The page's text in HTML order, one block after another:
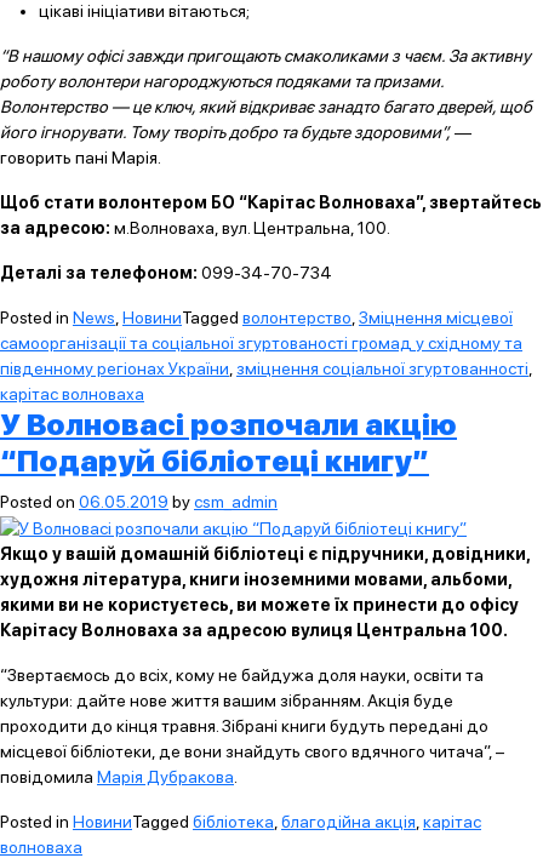
цікаві ініціативи вітаються;
“В нашому офісі завжди пригощають смаколиками з чаєм. За активну
роботу волонтери нагороджуються подяками та призами.
Волонтерство — це ключ, який відкриває занадто багато дверей, щоб
його ігнорувати. Тому творіть добро та будьте здоровими”,—
говорить пані Марія.
Щоб стати волонтером БО “Карітас Волноваха”, звертайтесь
за адресою: м.Волноваха, вул. Центральна, 100.
Деталі за телефоном: 099-34-70-734
Posted in News НовиниTagged волонтерство Зміцнення місцевої
самоорганізації та соціальної згуртованості громад у східному та
південному регіонах України зміцнення соціальної згуртованності
карітас волноваха
У Волновасі розпочали акцію
“Подаруй бібліотеці книгу”
Posted on 06.05.2019 bycsm_admin
Якщо у вашій домашній бібліотеці є підручники, довідники,
художня література, книги іноземними мовами, альбоми,
якими ви не користуєтесь, ви можете їх принести до офісу
Карітасу Волноваха за адресою вулиця Центральна 100.
“Звертаємось до всіх, кому не байдужа доля науки, освіти та
культури: дайте нове життя вашим зібранням. Акція буде
проходити до кінця травня. Зібрані книги будуть передані до
місцевої бібліотеки, де вони знайдуть свого вдячного читача”, –
повідомила Марія Дубракова
Posted in НовиниTagged бібліотека благодійна акція карітас
волноваха